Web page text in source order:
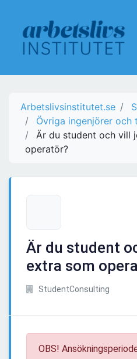
Arbetslivsinstitutet.se
Övriga ingenjörer och
Är du student och vill
operatör?
Är du student
extra som
StudentConsulting
OBS!